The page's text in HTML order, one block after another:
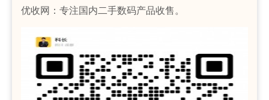
优收网：专注国内二手数码产品收售。